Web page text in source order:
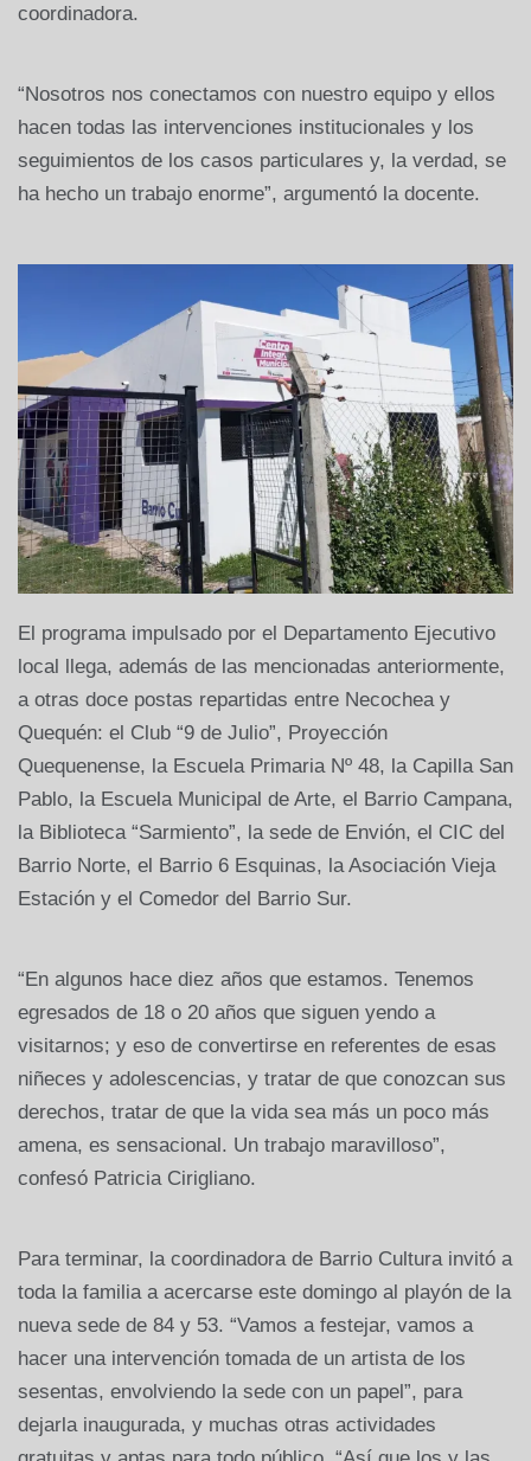
coordinadora.
“Nosotros nos conectamos con nuestro equipo y ellos
hacen todas las intervenciones institucionales y los
seguimientos de los casos particulares y, la verdad, se
ha hecho un trabajo enorme”, argumentó la docente.
El programa impulsado por el Departamento Ejecutivo
local llega, además de las mencionadas anteriormente,
a otras doce postas repartidas entre Necochea y
Quequén: el Club “9 de Julio”, Proyección
Quequenense, la Escuela Primaria Nº 48, la Capilla San
Pablo, la Escuela Municipal de Arte, el Barrio Campana,
la Biblioteca “Sarmiento”, la sede de Envión, el CIC del
Barrio Norte, el Barrio 6 Esquinas, la Asociación Vieja
Estación y el Comedor del Barrio Sur.
“En algunos hace diez años que estamos. Tenemos
egresados de 18 o 20 años que siguen yendo a
visitarnos; y eso de convertirse en referentes de esas
niñeces y adolescencias, y tratar de que conozcan sus
derechos, tratar de que la vida sea más un poco más
amena, es sensacional. Un trabajo maravilloso”,
confesó Patricia Cirigliano.
Para terminar, la coordinadora de Barrio Cultura invitó a
toda la familia a acercarse este domingo al playón de la
nueva sede de 84 y 53. “Vamos a festejar, vamos a
hacer una intervención tomada de un artista de los
sesentas, envolviendo la sede con un papel”, para
dejarla inaugurada, y muchas otras actividades